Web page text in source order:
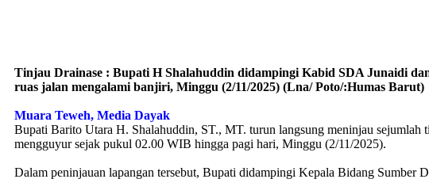
Tinjau Drainase : Bupati H Shalahuddin didampingi Kabid SDA Junaidi
ruas jalan mengalami banjiri, Minggu (2/11/2025) (Lna/ Poto/:Humas Barut)
Muara Teweh, Media Dayak
Bupati Barito Utara H. Shalahuddin, ST., MT. turun langsung meninjau sejumlah
mengguyur sejak pukul 02.00 WIB hingga pagi hari, Minggu (2/11/2025).
Dalam peninjauan lapangan tersebut, Bupati didampingi Kepala Bidang